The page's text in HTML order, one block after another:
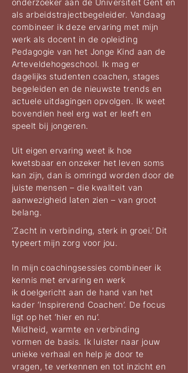
onderzoeker aan de Universiteit Gent en
als arbeidstrajectbegeleider. Vandaag
combineer ik deze ervaring met mijn
werk als docent in de opleiding
Pedagogie van het Jonge Kind aan de
Arteveldehogeschool. Ik mag er
dagelijks studenten coachen, stages
begeleiden en de nieuwste trends en
actuele uitdagingen opvolgen. Ik weet
bovendien heel erg wat er leeft en
speelt bij jongeren.
Uit eigen ervaring weet ik hoe
kwetsbaar en onzeker het leven soms
kan zijn, dan is omringd worden door de
juiste mensen – die kwaliteit van
aanwezigheid laten zien – van groot
belang.
‘Zacht in verbinding, sterk in groei.’ Dit
typeert mijn zorg voor jou.
In mijn coachingsessies combineer ik
kennis met ervaring en werk
ik doelgericht aan de hand van het
kader ‘Inspirerend Coachen’. De focus
ligt op het ‘hier en nu’.
Mildheid, warmte en verbinding
vormen de basis. Ik luister naar jouw
unieke verhaal en help je door te
vragen, te verkennen en tot inzicht en